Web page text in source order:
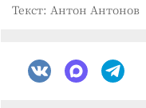
Текст: Антон Антонов